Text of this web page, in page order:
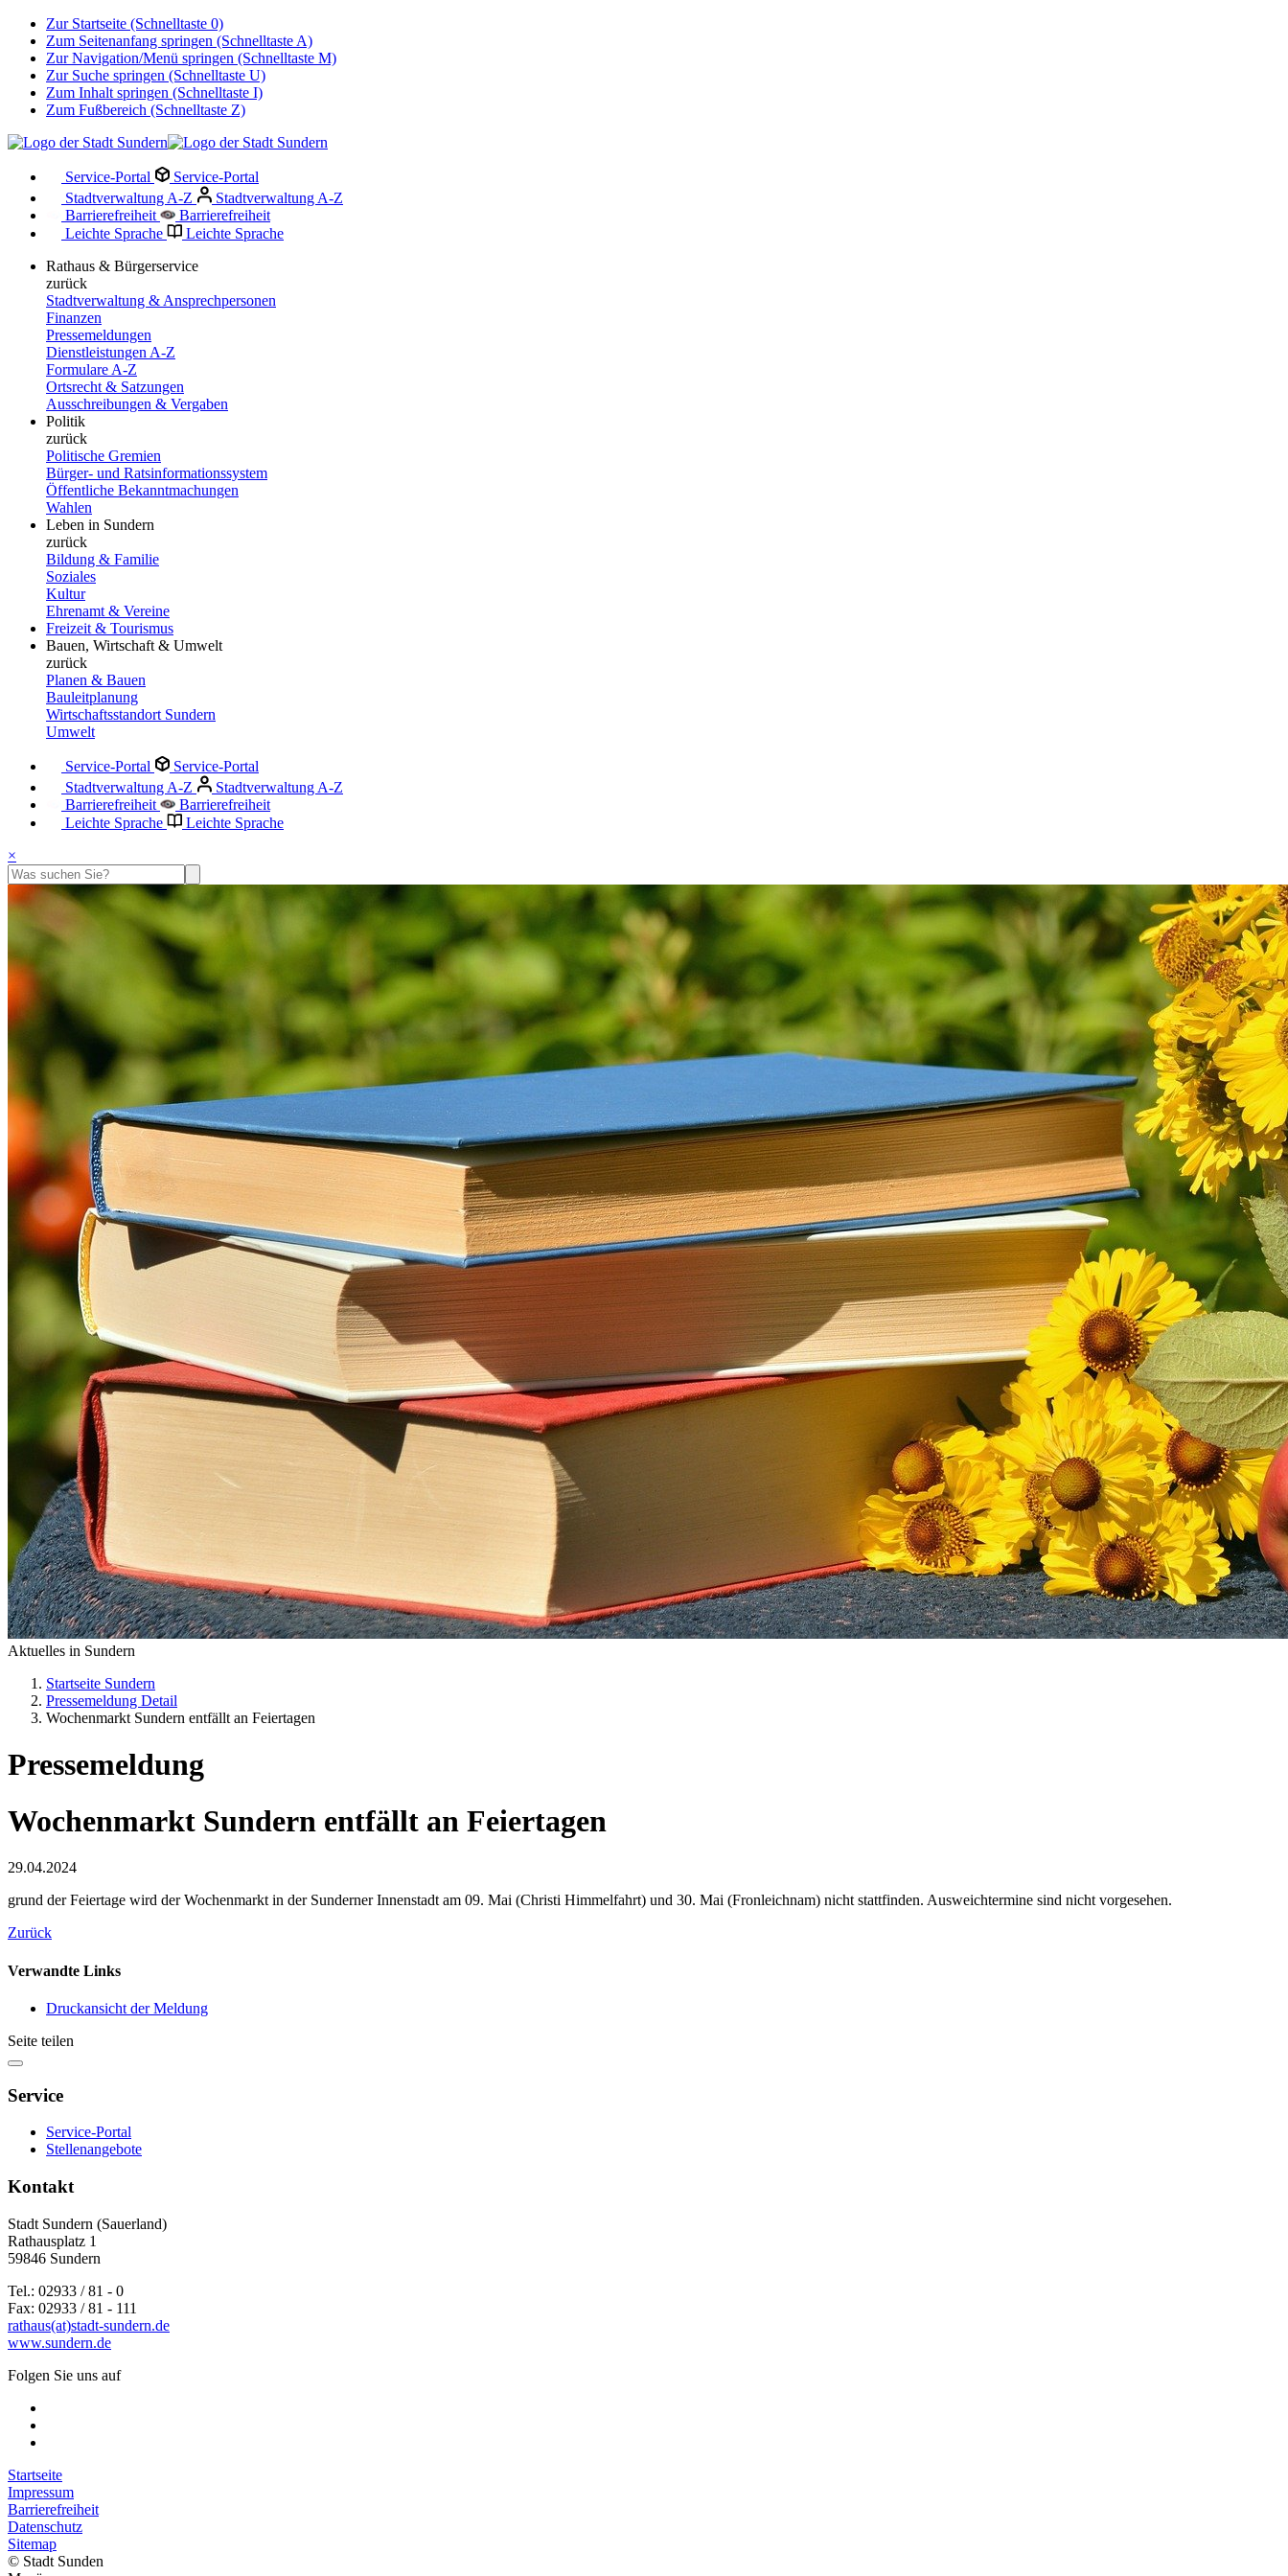
Zur Startseite (Schnelltaste 0)
Zum Seitenanfang springen (Schnelltaste A)
Zur Navigation/Menü springen (Schnelltaste M)
Zur Suche springen (Schnelltaste U)
Zum Inhalt springen (Schnelltaste I)
Zum Fußbereich (Schnelltaste Z)
Service-Portal
Service-Portal
Stadtverwaltung A-Z
Stadtverwaltung A-Z
Barrierefreiheit
Barrierefreiheit
Leichte Sprache
Leichte Sprache
Rathaus & Bürgerservice
zurück
Stadtverwaltung & Ansprechpersonen
Finanzen
Pressemeldungen
Dienstleistungen A-Z
Formulare A-Z
Ortsrecht & Satzungen
Ausschreibungen & Vergaben
Politik
zurück
Politische Gremien
Bürger- und Ratsinformationssystem
Öffentliche Bekanntmachungen
Wahlen
Leben in Sundern
zurück
Bildung & Familie
Soziales
Kultur
Ehrenamt & Vereine
Freizeit & Tourismus
Bauen, Wirtschaft & Umwelt
zurück
Planen & Bauen
Bauleitplanung
Wirtschaftsstandort Sundern
Umwelt
Service-Portal
Service-Portal
Stadtverwaltung A-Z
Stadtverwaltung A-Z
Barrierefreiheit
Barrierefreiheit
Leichte Sprache
Leichte Sprache
×
Aktuelles in Sundern
Startseite Sundern
Pressemeldung Detail
Wochenmarkt Sundern entfällt an Feiertagen
Pressemeldung
Wochenmarkt Sundern entfällt an Feiertagen
29.04.2024
grund der Feiertage wird der Wochenmarkt in der Sunderner Innenstadt am 09. Mai (Christi Himmelfahrt) und 30. Mai (Fronleichnam) nicht stattfinden. Ausweichtermine sind nicht vorgesehen.
Zurück
Verwandte Links
Druckansicht der Meldung
Seite teilen
Service
Service-Portal
Stellenangebote
Kontakt
Stadt Sundern (Sauerland)
Rathausplatz 1
59846 Sundern
Tel.: 02933 / 81 - 0
Fax: 02933 / 81 - 111
rathaus(at)stadt-sundern.de
www.sundern.de
Folgen Sie uns auf
Startseite
Impressum
Barrierefreiheit
Datenschutz
Sitemap
© Stadt Sunden